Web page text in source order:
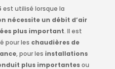
est utilisé lorsque la
nécessite un débit d’air
plus important. Il est
pour les chaudières de
, pour les installations
plus importantesou